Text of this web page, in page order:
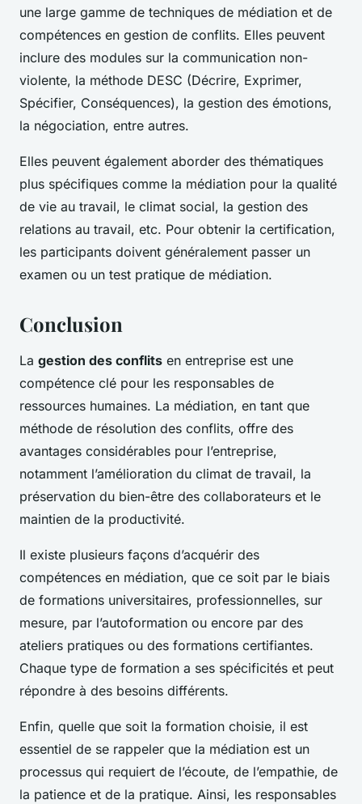
une large gamme de techniques de médiation et de
compétences en gestion de conflits. Elles peuvent
inclure des modules sur la communication non-
violente, la méthode DESC (Décrire, Exprimer,
Spécifier, Conséquences), la gestion des émotions,
la négociation, entre autres.
Elles peuvent également aborder des thématiques
plus spécifiques comme la médiation pour la qualité
de vie au travail, le climat social, la gestion des
relations au travail, etc. Pour obtenir la certification,
les participants doivent généralement passer un
examen ou un test pratique de médiation.
Conclusion
La gestion des conflits en entreprise est une
compétence clé pour les responsables de
ressources humaines. La médiation, en tant que
méthode de résolution des conflits, offre des
avantages considérables pour l’entreprise,
notamment l’amélioration du climat de travail, la
préservation du bien-être des collaborateurs et le
maintien de la productivité.
Il existe plusieurs façons d’acquérir des
compétences en médiation, que ce soit par le biais
de formations universitaires, professionnelles, sur
mesure, par l’autoformation ou encore par des
ateliers pratiques ou des formations certifiantes.
Chaque type de formation a ses spécificités et peut
répondre à des besoins différents.
Enfin, quelle que soit la formation choisie, il est
essentiel de se rappeler que la médiation est un
processus qui requiert de l’écoute, de l’empathie, de
la patience et de la pratique. Ainsi, les responsables